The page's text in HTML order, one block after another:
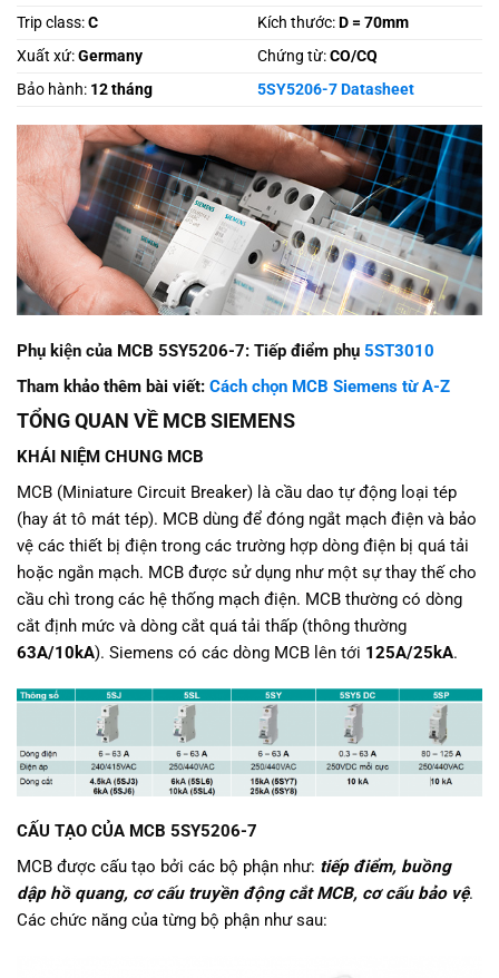
Trip class:C Kích thước:D = 70mm
Xuất xứ:Germany Chứng từ:CO/CQ
Bảo hành: 12 tháng 5SY5206-7 Datasheet
Phụ kiện của MCB 5SY5206-7: Tiếp điểm phụ 5ST3010
Tham khảo thêm bài viết: Cách chọn MCB Siemens từ A-Z
TỔNG QUAN VỀ MCB SIEMENS
KHÁI NIỆM CHUNG MCB
MCB (Miniature Circuit Breaker) là cầu dao tự động loại tép
(hay át tô mát tép). MCB dùng để đóng ngắt mạch điện và bảo
vệ các thiết bị điện trong các trường hợp dòng điện bị quá tải
hoặc ngắn mạch. MCB được sử dụng như một sự thay thế cho
cầu chì trong các hệ thống mạch điện. MCB thường có dòng
cắt định mức và dòng cắt quá tải thấp (thông thường
63A/10kA). Siemens có các dòng MCB lên tới 125A/25kA.
CẤU TẠO CỦA MCB 5SY5206-7
MCB được cấu tạo bởi các bộ phận như: tiếp điểm, buồng
dập hồ quang, cơ cấu truyền động cắt MCB, cơ cấu bảo vệ.
Các chức năng của từng bộ phận như sau: